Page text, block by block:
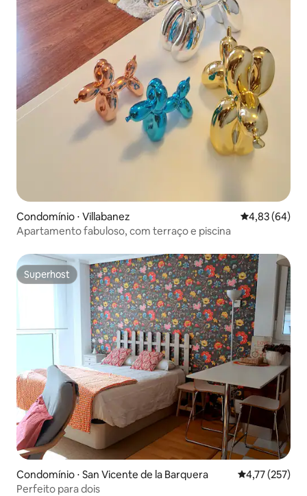
Condomínio ⋅ Villabanez 4,83 de uma
4,83 (64)
Apartamento fabuloso, com terraço e piscina
Superhost
Superhost
Condomínio ⋅ San Vicente de la Barquera 4,77 de uma
4,77 (257)
Perfeito para dois